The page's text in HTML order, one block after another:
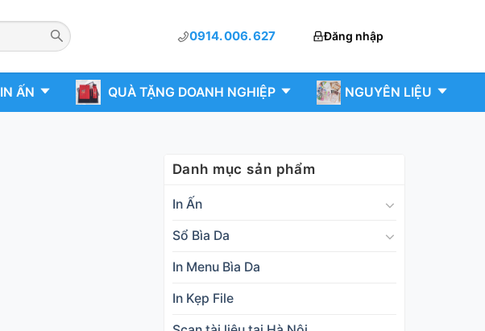
0914. 006. 627 Đăng nhập
IN ẤN QUÀ TẶNG DOANH NGHIỆP NGUYÊN LIỆU
Danh mục sản phẩm
In Ấn
Sổ Bìa Da
In Menu Bìa Da
In Kẹp File